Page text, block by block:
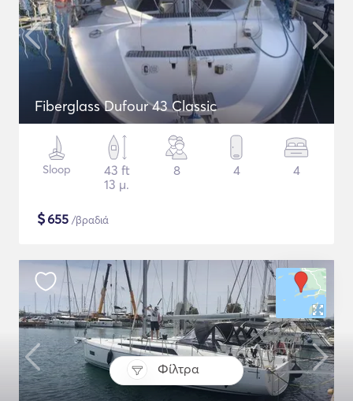
Φίλτρα
Fiberglass Dufour 43 Classic
Sloop
43 ft
13 μ.
8 4 4
$655 /βραδιά